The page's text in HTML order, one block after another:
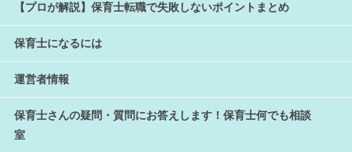
【プロが解説】保育士転職で失敗しないポイントまとめ
保育士になるには
運営者情報
保育士さんの疑問・質問にお答えします！保育士何でも相談
室